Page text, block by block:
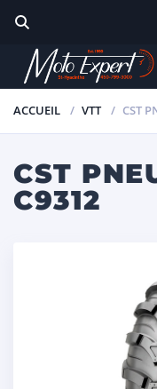
ACCUEIL VTT CST
CST
C9312